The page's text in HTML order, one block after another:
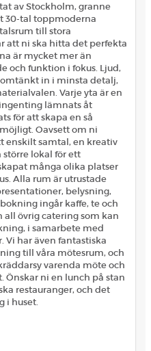
av Stockholm, granne
30-tal toppmoderna
till stora
att ni ska hitta det perfekta
är mycket mer än
och funktion i fokus. Ljud,
in i minsta detalj,
Varje yta är en
lämnats åt
för att skapa en så
Oavsett om ni
enskilt samtal, en kreativ
lokal för ett
många olika platser
Alla rum är utrustade
belysning,
ingår kaffe, te och
all övrig catering som kan
i samarbete med
Vi har även fantastiska
till våra mötesrum, och
varenda möte och
ni en lunch på stan
restauranger, och det
i huset.